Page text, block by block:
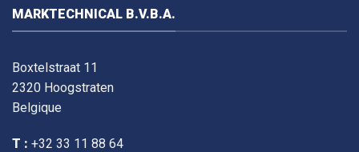
MARKTECHNICAL B.V.B.A.
Boxtelstraat 11
2320 Hoogstraten
Belgique
T : +32 33 11 88 64